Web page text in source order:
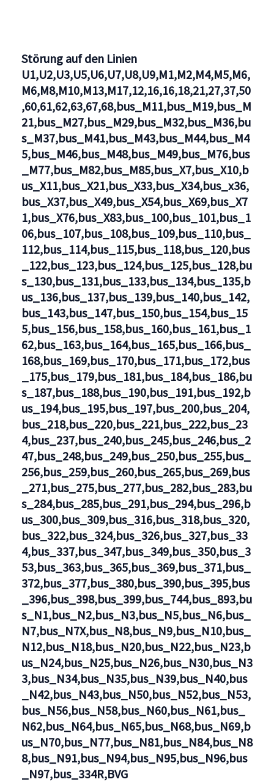
Störung auf den Linien
U1,U2,U3,U5,U6,U7,U8,U9,M1,M2,M4,M5,M6,
M6,M8,M10,M13,M17,12,16,16,18,21,27,37,50
,60,61,62,63,67,68,bus_M11,bus_M19,bus_M
21,bus_M27,bus_M29,bus_M32,bus_M36,bu
s_M37,bus_M41,bus_M43,bus_M44,bus_M4
5,bus_M46,bus_M48,bus_M49,bus_M76,bus
_M77,bus_M82,bus_M85,bus_X7,bus_X10,b
us_X11,bus_X21,bus_X33,bus_X34,bus_x36,
bus_X37,bus_X49,bus_X54,bus_X69,bus_X7
1,bus_X76,bus_X83,bus_100,bus_101,bus_1
06,bus_107,bus_108,bus_109,bus_110,bus_
112,bus_114,bus_115,bus_118,bus_120,bus
_122,bus_123,bus_124,bus_125,bus_128,bu
s_130,bus_131,bus_133,bus_134,bus_135,b
us_136,bus_137,bus_139,bus_140,bus_142,
bus_143,bus_147,bus_150,bus_154,bus_15
5,bus_156,bus_158,bus_160,bus_161,bus_1
62,bus_163,bus_164,bus_165,bus_166,bus_
168,bus_169,bus_170,bus_171,bus_172,bus
_175,bus_179,bus_181,bus_184,bus_186,bu
s_187,bus_188,bus_190,bus_191,bus_192,b
us_194,bus_195,bus_197,bus_200,bus_204,
bus_218,bus_220,bus_221,bus_222,bus_23
4,bus_237,bus_240,bus_245,bus_246,bus_2
47,bus_248,bus_249,bus_250,bus_255,bus_
256,bus_259,bus_260,bus_265,bus_269,bus
_271,bus_275,bus_277,bus_282,bus_283,bu
s_284,bus_285,bus_291,bus_294,bus_296,b
us_300,bus_309,bus_316,bus_318,bus_320,
bus_322,bus_324,bus_326,bus_327,bus_33
4,bus_337,bus_347,bus_349,bus_350,bus_3
53,bus_363,bus_365,bus_369,bus_371,bus_
372,bus_377,bus_380,bus_390,bus_395,bus
_396,bus_398,bus_399,bus_744,bus_893,bu
s_N1,bus_N2,bus_N3,bus_N5,bus_N6,bus_
N7,bus_N7X,bus_N8,bus_N9,bus_N10,bus_
N12,bus_N18,bus_N20,bus_N22,bus_N23,b
us_N24,bus_N25,bus_N26,bus_N30,bus_N3
3,bus_N34,bus_N35,bus_N39,bus_N40,bus
_N42,bus_N43,bus_N50,bus_N52,bus_N53,
bus_N56,bus_N58,bus_N60,bus_N61,bus_
N62,bus_N64,bus_N65,bus_N68,bus_N69,b
us_N70,bus_N77,bus_N81,bus_N84,bus_N8
8,bus_N91,bus_N94,bus_N95,bus_N96,bus
_N97,bus_334R,BVG